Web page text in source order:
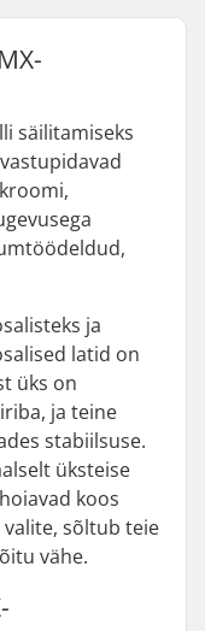
säilitamiseks
ja
latid on
üks on
ja teine
stabiilsuse.
üksteise
koos
sõltub teie
vähe.